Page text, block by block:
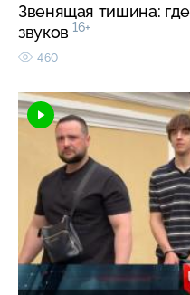
Звенящая тишина:
звуков 16+
460